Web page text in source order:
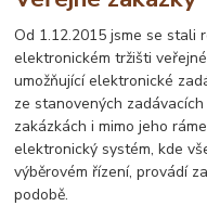
Od 1.12.2015 jsme se stali
elektronickém tržišti
umožňující elektronické
ze stanovených
zakázkách i mimo jeho
elektronický systém, kde
výběrovém řízení, provádí
podobě.